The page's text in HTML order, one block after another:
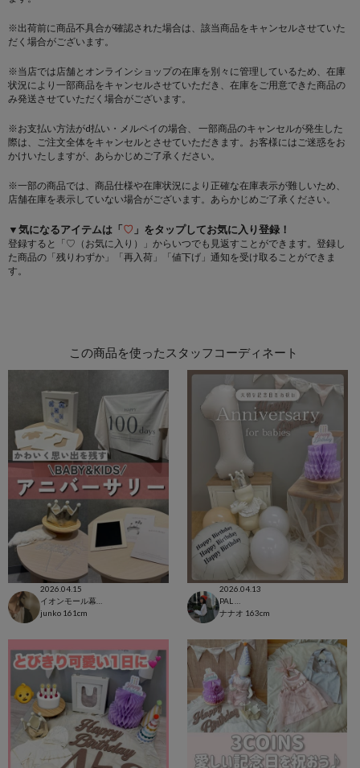
※出荷前に商品不具合が確認された場合は、該当商品をキャンセルさせていた
だく場合がございます。
※当店では店舗とオンラインショップの在庫を別々に管理しているため、在庫
状況により一部商品をキャンセルさせていただき、在庫をご用意できた商品の
み発送させていただく場合がございます。
※お支払い方法がd払い・メルペイの場合、 一部商品のキャンセルが発生した
際は、ご注文全体をキャンセルとさせていただきます。お客様にはご迷惑をお
かけいたしますが、あらかじめご了承ください。
※一部の商品では、商品仕様や在庫状況により正確な在庫表示が難しいため、
店舗在庫を表示していない場合がございます。あらかじめご了承ください。
▼気になるアイテムは「♡ 」をタップしてお気に入り登録！
登録すると「♡（お気に入り）」からいつでも見返すことができます。登録し
た商品の「残りわずか」「再入荷」「値下げ」通知を受け取ることができま
す。
この商品を使ったスタッフコーディネート
2026.04.15
junko 161cm
2026.04.13
ナナオ 163cm